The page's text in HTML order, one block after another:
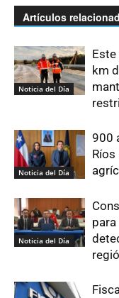
Artículos
Noticia del Día
km
Noticia del Día
900
Noticia del Día